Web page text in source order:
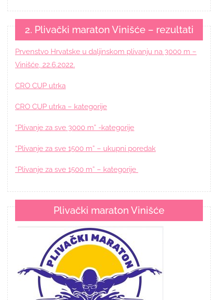
2. Plivački maraton Vinišće – rezultati
Prvenstvo Hrvatske u daljinskom plivanju na 3000 m –
Vinišće, 22.6.2022.
CRO CUP utrka
CRO CUP utrka – kategorije
“Plivanje za sve 3000 m” -kategorije
“Plivanje za sve 1500 m” – ukupni poredak
“Plivanje za sve 1500 m” – kategorije
Plivački maraton Vinišće